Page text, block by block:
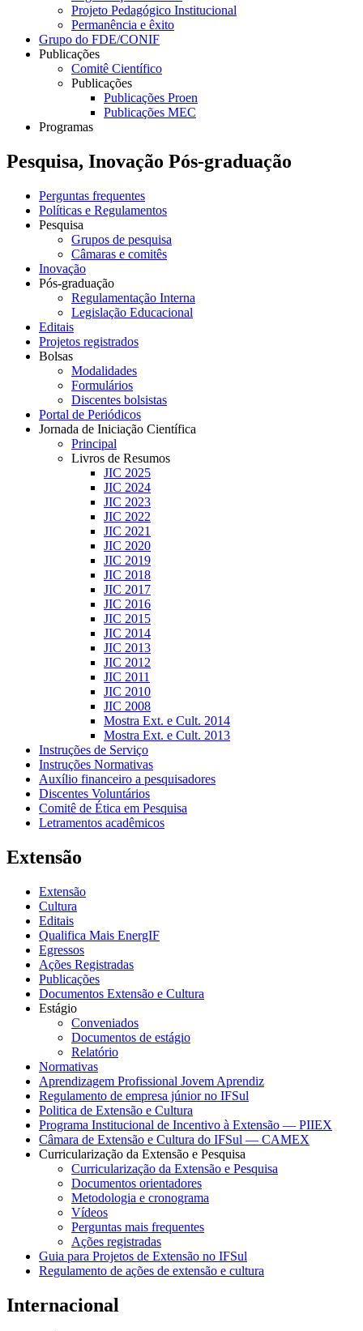
Projeto Pedagógico Institucional
Permanência e êxito
Grupo do FDE/CONIF
Publicações
Comitê Científico
Publicações
Publicações Proen
Publicações MEC
Programas
Pesquisa, Inovação Pós-graduação
Perguntas frequentes
Políticas e Regulamentos
Pesquisa
Grupos de pesquisa
Câmaras e comitês
Inovação
Pós-graduação
Regulamentação Interna
Legislação Educacional
Editais
Projetos registrados
Bolsas
Modalidades
Formulários
Discentes bolsistas
Portal de Periódicos
Jornada de Iniciação Científica
Principal
Livros de Resumos
JIC 2025
JIC 2024
JIC 2023
JIC 2022
JIC 2021
JIC 2020
JIC 2019
JIC 2018
JIC 2017
JIC 2016
JIC 2015
JIC 2014
JIC 2013
JIC 2012
JIC 2011
JIC 2010
JIC 2008
Mostra Ext. e Cult. 2014
Mostra Ext. e Cult. 2013
Instruções de Serviço
Instruções Normativas
Auxílio financeiro a pesquisadores
Discentes Voluntários
Comitê de Ética em Pesquisa
Letramentos acadêmicos
Extensão
Extensão
Cultura
Editais
Qualifica Mais EnergIF
Egressos
Ações Registradas
Publicações
Documentos Extensão e Cultura
Estágio
Conveniados
Documentos de estágio
Relatório
Normativas
Aprendizagem Profissional Jovem Aprendiz
Regulamento de empresa júnior no IFSul
Politica de Extensão e Cultura
Programa Institucional de Incentivo à Extensão — PIIEX
Câmara de Extensão e Cultura do IFSul — CAMEX
Curricularização da Extensão e Pesquisa
Curricularização da Extensão e Pesquisa
Documentos orientadores
Metodologia e cronograma
Vídeos
Perguntas mais frequentes
Ações registradas
Guia para Projetos de Extensão no IFSul
Regulamento de ações de extensão e cultura
Internacional